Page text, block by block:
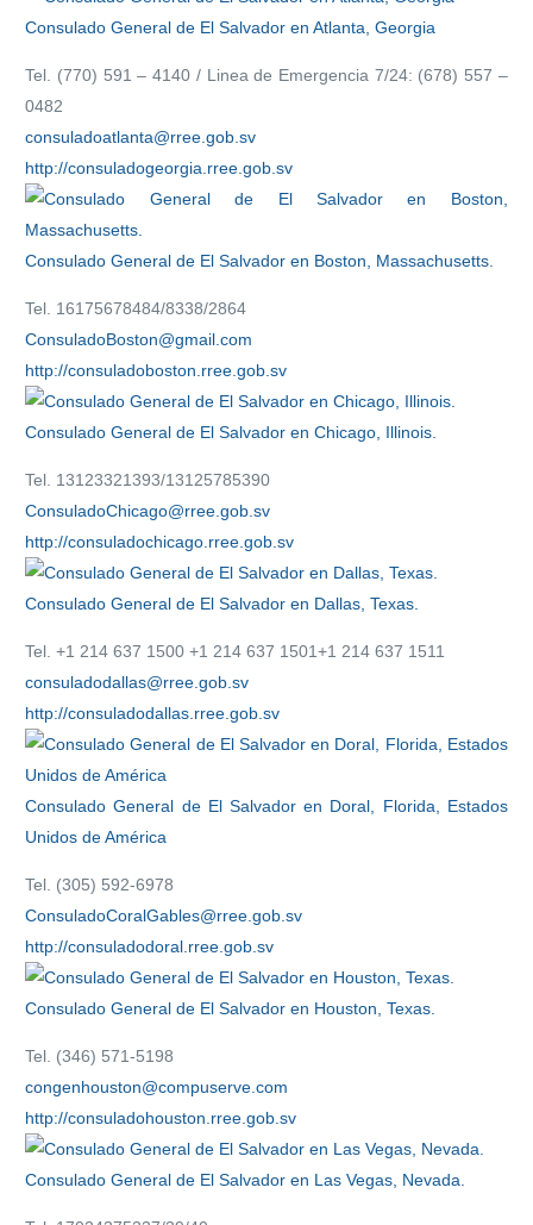
Consulado General de El Salvador en Atlanta, Georgia
Tel. (770) 591 – 4140 / Linea de Emergencia 7/24: (678) 557 –
0482
consuladoatlanta@rree.gob.sv
http://consuladogeorgia.rree.gob.sv
Consulado General de El Salvador en Boston, Massachusetts.
Tel. 16175678484/8338/2864
ConsuladoBoston@gmail.com
http://consuladoboston.rree.gob.sv
Consulado General de El Salvador en Chicago, Illinois.
Tel. 13123321393/13125785390
ConsuladoChicago@rree.gob.sv
http://consuladochicago.rree.gob.sv
Consulado General de El Salvador en Dallas, Texas.
Tel. +1 214 637 1500 +1 214 637 1501+1 214 637 1511
consuladodallas@rree.gob.sv
http://consuladodallas.rree.gob.sv
Consulado General de El Salvador en Doral, Florida, Estados
Unidos de América
Tel. (305) 592-6978
ConsuladoCoralGables@rree.gob.sv
http://consuladodoral.rree.gob.sv
Consulado General de El Salvador en Houston, Texas.
Tel. (346) 571-5198
congenhouston@compuserve.com
http://consuladohouston.rree.gob.sv
Consulado General de El Salvador en Las Vegas, Nevada.